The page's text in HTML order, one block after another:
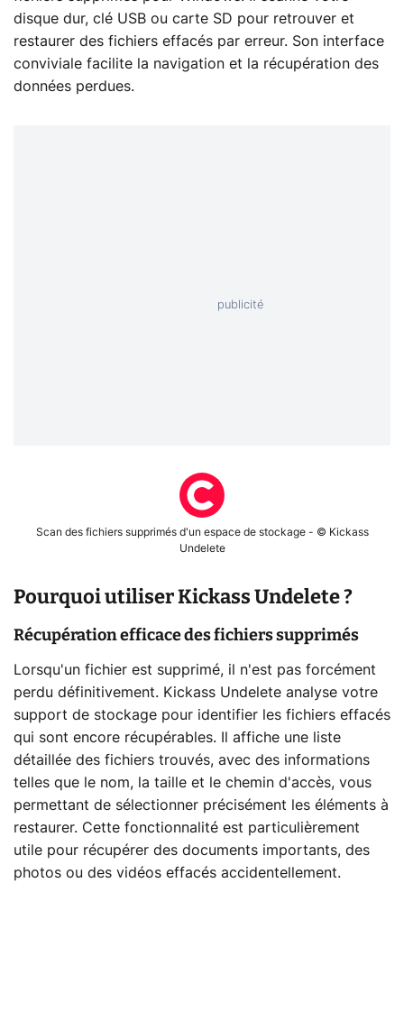
disque dur, clé USB ou carte SD pour retrouver et
restaurer des fichiers effacés par erreur. Son interface
conviviale facilite la navigation et la récupération des
données perdues.​
Scan des fichiers supprimés d'un espace de stockage - © Kickass
Undelete
Pourquoi utiliser Kickass Undelete ?
Récupération efficace des fichiers supprimés
Lorsqu'un fichier est supprimé, il n'est pas forcément
perdu définitivement. Kickass Undelete analyse votre
support de stockage pour identifier les fichiers effacés
qui sont encore récupérables. Il affiche une liste
détaillée des fichiers trouvés, avec des informations
telles que le nom, la taille et le chemin d'accès, vous
permettant de sélectionner précisément les éléments à
restaurer. Cette fonctionnalité est particulièrement
utile pour récupérer des documents importants, des
photos ou des vidéos effacés accidentellement.